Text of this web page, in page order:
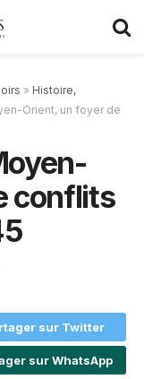
» Histoire,
Orient, un foyer de
conflits
sur Twitter
sur WhatsApp